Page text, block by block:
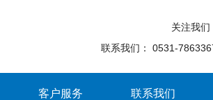
关注我们
联系我们：
0531-
客户服务 联系我们